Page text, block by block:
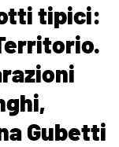
tipici:
Gubetti